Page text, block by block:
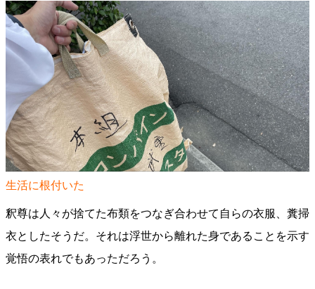
生活に根付いた
釈尊は人々が捨てた布類をつなぎ合わせて自らの衣服、糞掃
衣としたそうだ。それは浮世から離れた身であることを示す
覚悟の表れでもあっただろう。